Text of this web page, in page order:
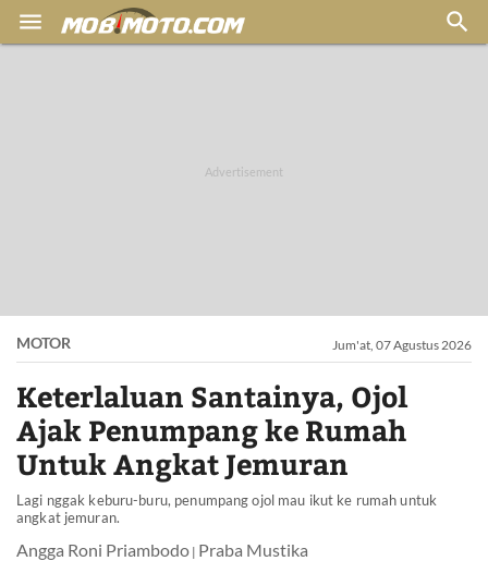
 
MOTOR Jum'at, 07 Agustus 2026
Keterlaluan Santainya, Ojol
Ajak Penumpang ke Rumah
Untuk Angkat Jemuran
Lagi nggak keburu-buru, penumpang ojol mau ikut ke rumah untuk
angkat jemuran.
Angga Roni Priambodo | Praba Mustika